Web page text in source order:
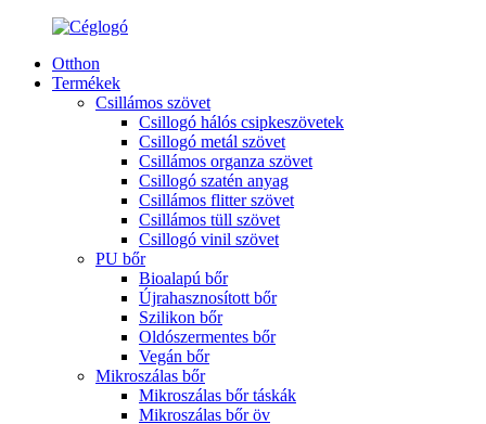
Otthon
Termékek
Csillámos szövet
Csillogó hálós csipkeszövetek
Csillogó metál szövet
Csillámos organza szövet
Csillogó szatén anyag
Csillámos flitter szövet
Csillámos tüll szövet
Csillogó vinil szövet
PU bőr
Bioalapú bőr
Újrahasznosított bőr
Szilikon bőr
Oldószermentes bőr
Vegán bőr
Mikroszálas bőr
Mikroszálas bőr táskák
Mikroszálas bőr öv